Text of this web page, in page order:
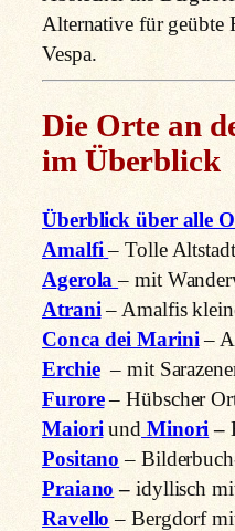
Alternative für geübte
Vespa.
Die Orte an
im Überblick
Überblick über alle
Amalfi – Tolle
Agerola– mit
Atrani – Amalfis
Conca dei Marini –
Erchie– mit
Furore – Hübscher
Maiori und Minori –
Positano –
Praiano – idyllisch
Ravello – Bergdorf